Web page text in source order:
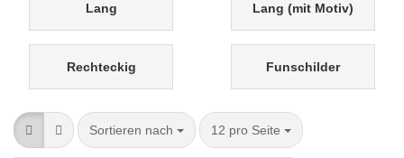
Lang Lang (mit Motiv)
Rechteckig Funschilder
Sortieren nach
Sortieren nach 12 pro Seite
pro Seite